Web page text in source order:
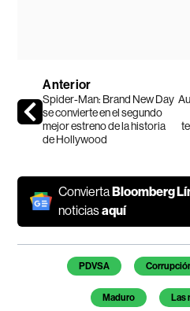
Anterior
Spider-Man: Brand New Day
se convierte en el segundo
mejor estreno de la historia
de Hollywood
ConviertaBloomberg
noticiasaquí
Temas de este artículo
PDVSA
Maduro Las